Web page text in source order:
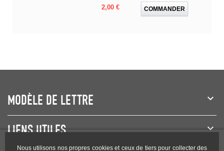
Nous utilisons nos propres cookies et ceux de tiers pour collecter des
Prix
2,00 € COMMANDER
MODÈLE DE LETTRE
LIENS UTILES